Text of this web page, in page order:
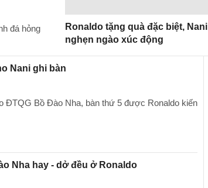
đá hỏng
Ronaldo tặng quà đặc biệt, Nani
nghẹn ngào xúc động
Nani ghi bàn
ĐTQG Bồ Đào Nha, bàn thứ 5 được Ronaldo kiến
Nha hay - dở đều ở Ronaldo